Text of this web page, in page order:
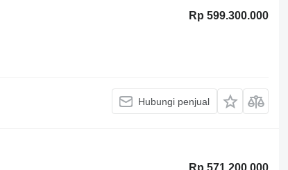
Rp 599.300.000
Hubungi penjual
Rp 571.200.000